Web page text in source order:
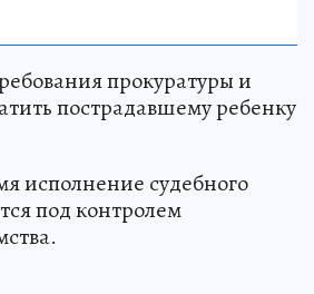
прокуратуры и
пострадавшему ребенку
исполнение судебного
под контролем